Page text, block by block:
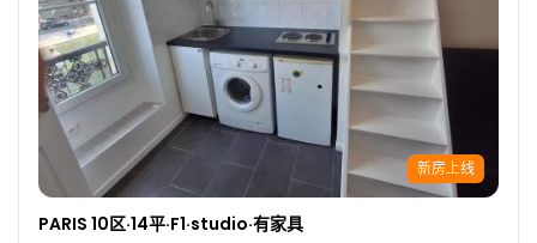
新房上线
PARIS 10区·14平·F1·studio·有家具